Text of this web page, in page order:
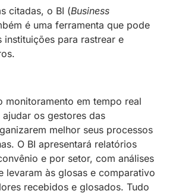
citadas, o BI (Business
é uma ferramenta que pode
instituições para rastrear e
monitoramento em tempo real
os gestores das
melhor seus processos
O BI apresentará relatórios
e por setor, com análises
levaram às glosas e comparativo
recebidos e glosados. Tudo